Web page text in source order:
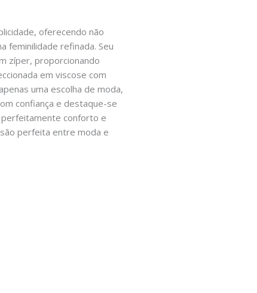
oferecendo não
feminilidade refinada. Seu
zíper, proporcionando
em viscose com
uma escolha de moda,
confiança e destaque-se
perfeitamente conforto e
perfeita entre moda e